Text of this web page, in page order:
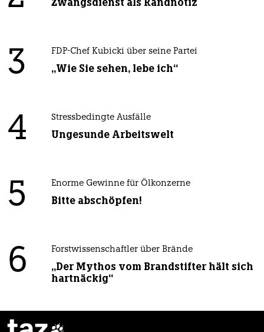
3 FDP-Chef Kubicki über seine Partei
„Wie Sie sehen, lebe ich“
4 Stressbedingte Ausfälle
Ungesunde Arbeitswelt
5 Enorme Gewinne für Ölkonzerne
Bitte abschöpfen!
6 Forstwissenschaftler über Brände
„Der Mythos vom Brandstifter hält sich
hartnäckig“